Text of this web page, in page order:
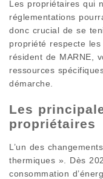
Les propriétaires qui
réglementations
donc crucial de se
propriété respecte
résident de MARNE,
ressources
démarche.
Les
propriétaires
L’un des
thermiques ». Dès
consommation